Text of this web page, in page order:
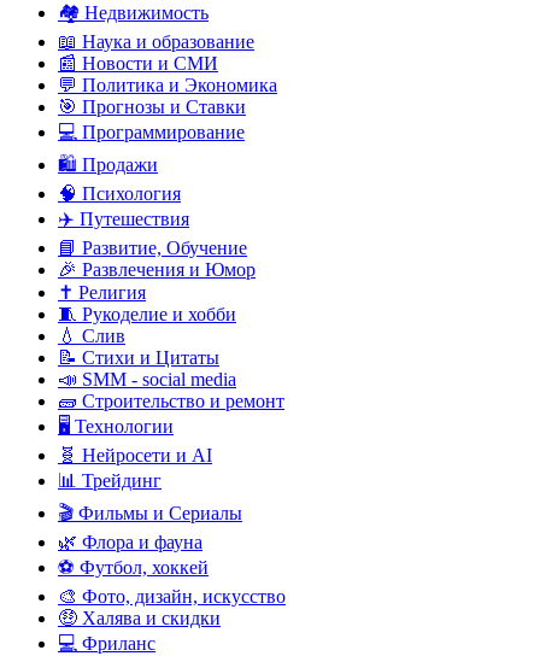
🏘️ Недвижимость
📖 Наука и образование
📰 Новости и СМИ
💬 Политика и Экономика
🎯 Прогнозы и Ставки
💻 Программирование
🛍️ Продажи
🧠 Психология
✈️ Путешествия
📘 Развитие, Обучение
🎉 Развлечения и Юмор
✝️ Религия
🧵 Рукоделие и хобби
💧 Слив
📝 Стихи и Цитаты
📣 SMM - social media
🧱 Строительство и ремонт
🖥️ Технологии
🧬 Нейросети и AI
📊 Трейдинг
🎬 Фильмы и Сериалы
🌿 Флора и фауна
⚽ Футбол, хоккей
🎨 Фото, дизайн, искусство
🤑 Халява и скидки
💻 Фриланс